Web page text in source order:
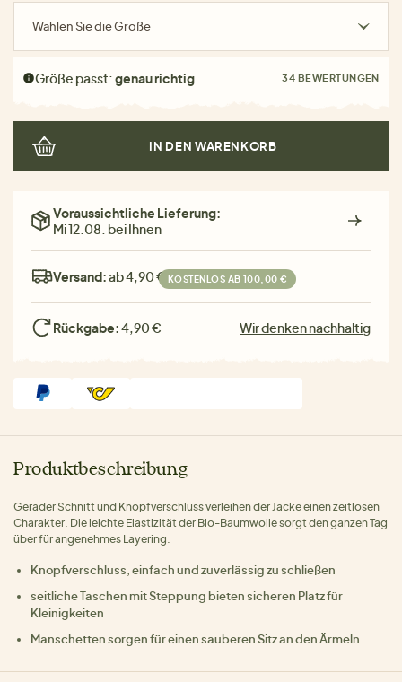
Wählen Sie die Größe
Größe passt:genau richtig 34 BEWERTUNGEN
IN DEN WARENKORB
Voraussichtliche Lieferung:
Mi 12.08. bei Ihnen
Versand:ab 4,90 € KOSTENLOS AB 100,00 €
Rückgabe:4,90 € Wir denken nachhaltig
Produktbeschreibung
Gerader Schnitt und Knopfverschluss verleihen der Jacke einen zeitlosen
Charakter. Die leichte Elastizität der Bio-Baumwolle sorgt den ganzen Tag
über für angenehmes Layering.
Knopfverschluss, einfach und zuverlässig zu schließen
seitliche Taschen mit Steppung bieten sicheren Platz für
Kleinigkeiten
Manschetten sorgen für einen sauberen Sitz an den Ärmeln